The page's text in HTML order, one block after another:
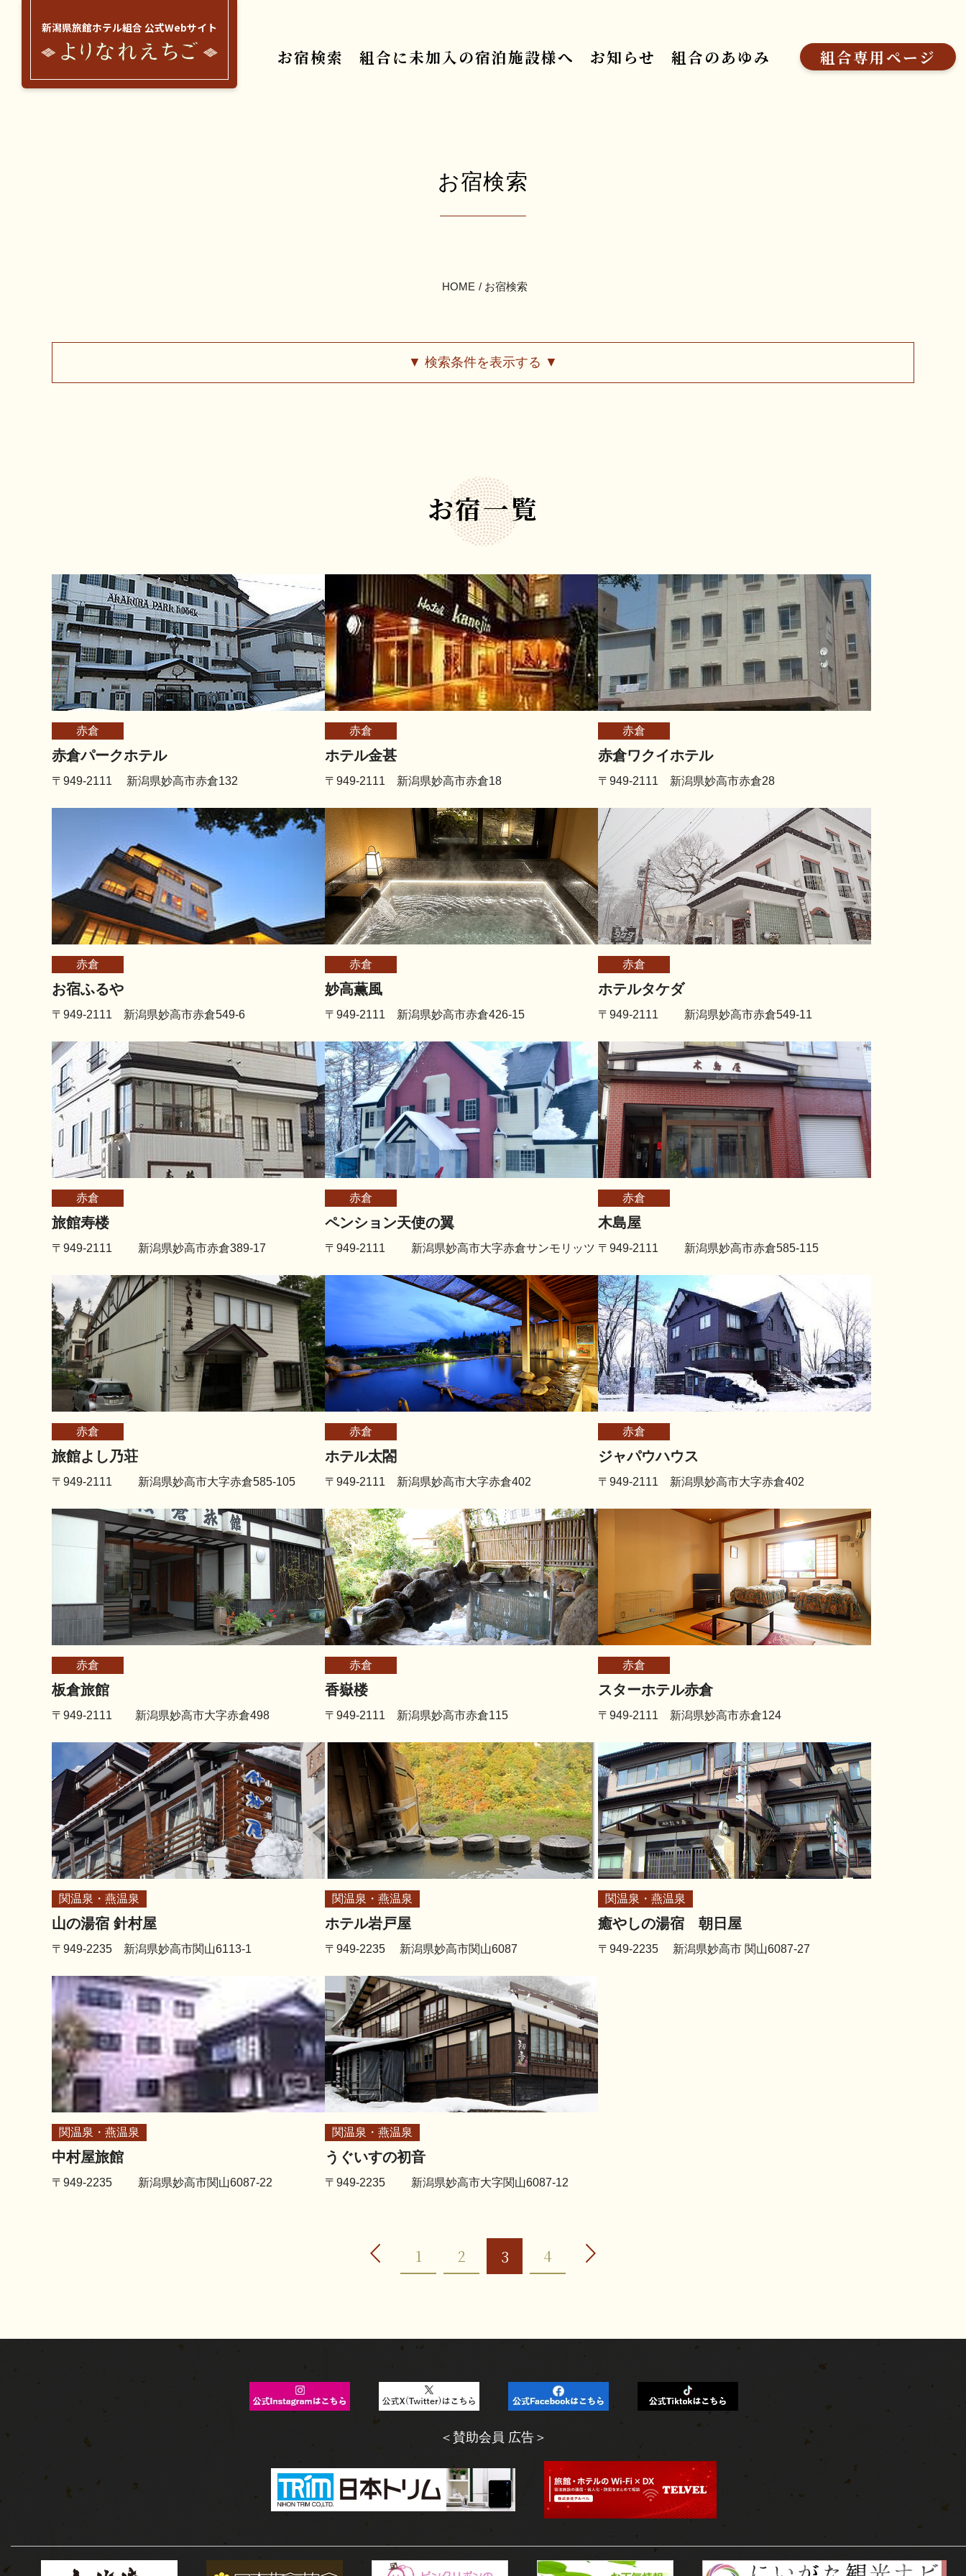
新潟県旅館ホテル組合 公式Webサイト
お宿検索 組合に未加入の宿泊施設様へ お知らせ 組合のあゆみ 組合専用ページ
お宿検索
HOME お宿検索
▼ 検索条件を表示する ▼
お宿一覧
赤倉
赤倉パークホテル
〒949-2111 新潟県妙高市赤倉132
赤倉
ホテル金甚
〒949-2111 新潟県妙高市赤倉18
赤倉
赤倉ワクイホテル
〒949-2111 新潟県妙高市赤倉28
赤倉
お宿ふるや
〒949-2111 新潟県妙高市赤倉549-6
赤倉
妙高薫風
〒949-2111 新潟県妙高市赤倉426-15
赤倉
ホテルタケダ
〒949-2111 新潟県妙高市赤倉549-11
赤倉
旅館寿楼
〒949-2111 新潟県妙高市赤倉389-17
赤倉
ペンション天使の翼
〒949-2111 新潟県妙高市大字赤倉サンモリッツ
赤倉
木島屋
〒949-2111 新潟県妙高市赤倉585-115
赤倉
旅館よし乃荘
〒949-2111 新潟県妙高市大字赤倉585-105
赤倉
ホテル太閤
〒949-2111 新潟県妙高市大字赤倉402
赤倉
ジャパウハウス
〒949-2111 新潟県妙高市大字赤倉402
赤倉
板倉旅館
〒949-2111 新潟県妙高市大字赤倉498
赤倉
香嶽楼
〒949-2111 新潟県妙高市赤倉115
赤倉
スターホテル赤倉
〒949-2111 新潟県妙高市赤倉124
関温泉・燕温泉
山の湯宿 針村屋
〒949-2235 新潟県妙高市関山6113-1
関温泉・燕温泉
ホテル岩戸屋
〒949-2235 新潟県妙高市関山6087
関温泉・燕温泉
癒やしの湯宿 朝日屋
〒949-2235 新潟県妙高市 関山6087-27
関温泉・燕温泉
中村屋旅館
〒949-2235 新潟県妙高市関山6087-22
関温泉・燕温泉
うぐいすの初音
〒949-2235 新潟県妙高市大字関山6087-12
1 2 3 4
＜賛助会員 広告＞